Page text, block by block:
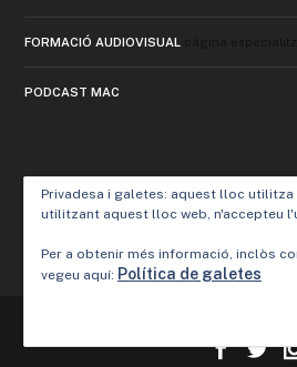
FORMACIÓ AUDIOVISUAL
PODCAST MAC
|
Privadesa i galetes: aquest lloc utilitza
utilitzant aquest lloc web, n'accepteu
Per a obtenir més informació, inclòs
vegeu aquí: Política de galetes